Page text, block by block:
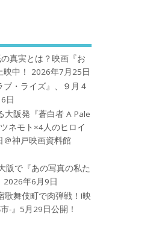
真実とは？映画『お
中！
2026年7月25日
・ライズ』、９月４
日
大阪発『蒼白者 A Pale
ネモト×4人のヒロイ
＠神戸映画資料館
阪で『あの写真の私た
2026年6月9日
歌舞伎町で肉弾戦！!映
-』5月29日公開！